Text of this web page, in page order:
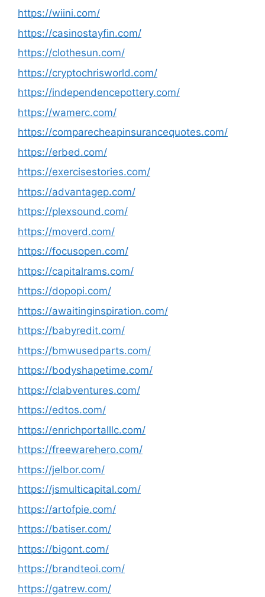
https://wiini.com/
https://casinostayfin.com/
https://clothesun.com/
https://cryptochrisworld.com/
https://independencepottery.com/
https://wamerc.com/
https://comparecheapinsurancequotes.com/
https://erbed.com/
https://exercisestories.com/
https://advantagep.com/
https://plexsound.com/
https://moverd.com/
https://focusopen.com/
https://capitalrams.com/
https://dopopi.com/
https://awaitinginspiration.com/
https://babyredit.com/
https://bmwusedparts.com/
https://bodyshapetime.com/
https://clabventures.com/
https://edtos.com/
https://enrichportalllc.com/
https://freewarehero.com/
https://jelbor.com/
https://jsmulticapital.com/
https://artofpie.com/
https://batiser.com/
https://bigont.com/
https://brandteoi.com/
https://gatrew.com/